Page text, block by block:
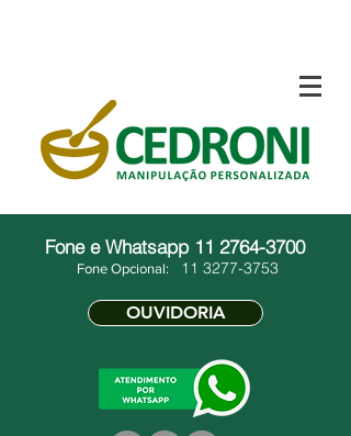
Fone e Whatsapp 11 2764-3700
Fone Opcional: 11 3277-3753
OUVIDORIA